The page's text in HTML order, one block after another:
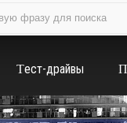
Тест-драйвы